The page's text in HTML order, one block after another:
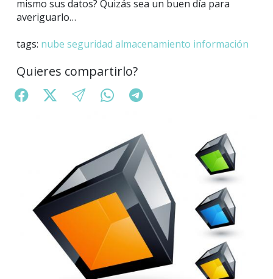
mismo sus datos? Quizás sea un buen día para
averiguarlo…
tags: nube seguridad almacenamiento información
Quieres compartirlo?